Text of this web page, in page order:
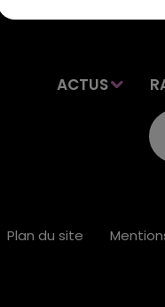
ACTUS
Plan du site